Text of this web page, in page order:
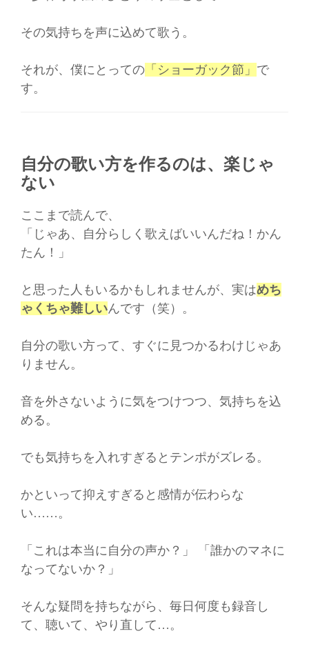
その気持ちを声に込めて歌う。
それが、僕にとっての 「ショーガック節」 で
す。
自分の歌い方を作るのは、楽じゃ
ない
ここまで読んで、
「じゃあ、自分らしく歌えばいいんだね！かん
たん！」
と思った人もいるかもしれませんが、実はめち
ゃくちゃ難しいんです（笑）。
自分の歌い方って、すぐに見つかるわけじゃあ
りません。
音を外さないように気をつけつつ、気持ちを込
める。
でも気持ちを入れすぎるとテンポがズレる。
かといって抑えすぎると感情が伝わらな
い……。
「これは本当に自分の声か？」 「誰かのマネに
なってないか？」
そんな疑問を持ちながら、毎日何度も録音し
て、聴いて、やり直して…。